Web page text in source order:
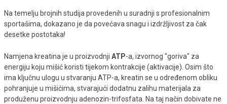
Na temelju brojnih studija provedenih u suradnji s profesionalnim
sportašima, dokazano je da povećava snagu i izdržljivost za čak
desetke postotaka!
Namjena kreatina je u proizvodnji ATP-a, izvornog "goriva" za
energiju koju mišić koristi tijekom kontrakcije (aktivacije). Osim što
ima ključnu ulogu u stvaranju ATP-a, kreatin se u određenom obliku
pohranjuje u mišićima, stvarajući dodatnu zalihu materijala za
produženu proizvodnju adenozin-trifosfata. Na taj način dobivate ne